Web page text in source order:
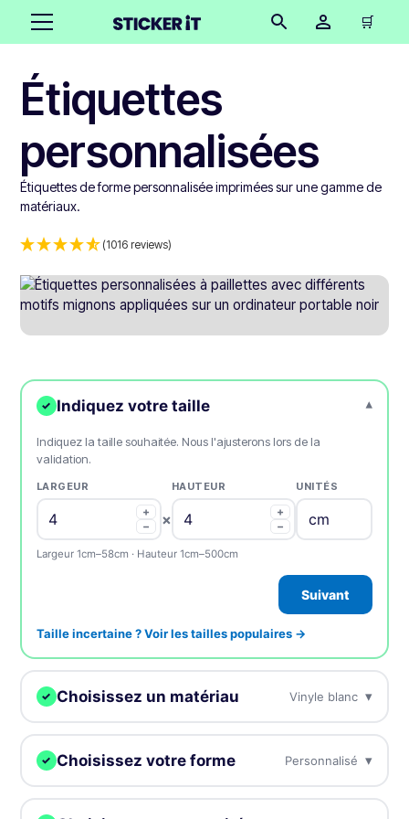
🛒
Étiquettes
personnalisées
Étiquettes de forme personnalisée imprimées sur une gamme de
matériaux.
(1016 reviews)
✓ Indiquez votre taille ▾
Indiquez la taille souhaitée. Nous l'ajusterons lors de la
validation.
LARGEUR
+
−
×
HAUTEUR
+
−
UNITÉS
Largeur 1cm–58cm · Hauteur 1cm–500cm
Suivant
Taille incertaine ? Voir les tailles populaires →
✓ Choisissez un matériau Vinyle blanc ▾
Nous imprimerons votre design sur ce support.
Vinyle blanc
Notre matière plastique blanche la
plus populaire
MEILLEURE VENTE
✓ Choisissez votre forme Personnalisé ▾
Nous découpons vos labels à la forme de votre choix.